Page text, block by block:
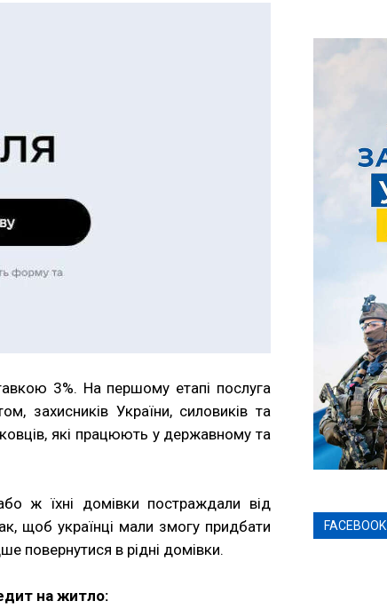
3%. На першому етапі послуга
захисників України, силовиків та
які працюють у державному та
ж їхні домівки постраждали від
щоб українці мали змогу придбати
повернутися в рідні домівки.
на житло:
FACEBOOK